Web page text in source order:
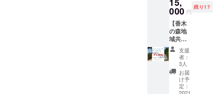
のが特
徴で
す。 香
木の森
公園の
苗でオ
リジナ
ルハン
ギング
が作れ
ます。
◆お礼
ちらか
らご確
認くだ
さい。
https://
ohnan-
kanko.c
om/kob
oku/ma
期限は
000 円
残り17
【香木
の森地
域共通
クーポ
ン5,000
円分】
香木の
森周辺
の約〇
支援
者：
3人
お届
け予
定：